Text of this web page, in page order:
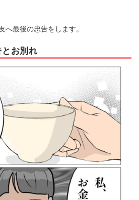
へ最後の忠告をします。
お別れ